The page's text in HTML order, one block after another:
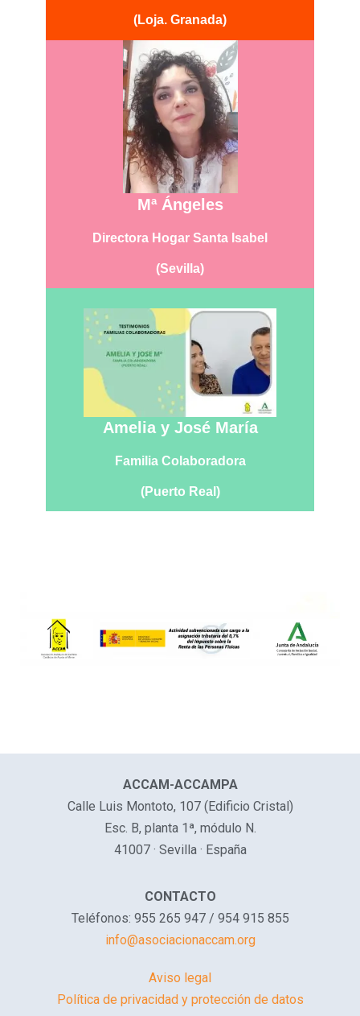
(Loja. Granada)
Mª Ángeles
Directora Hogar Santa Isabel
(Sevilla)
Amelia y José María
Familia Colaboradora
(Puerto Real)
ACCAM-ACCAMPA
Calle Luis Montoto, 107 (Edificio Cristal)
Esc. B, planta 1ª, módulo N.
41007 · Sevilla · España
CONTACTO
Teléfonos: 955 265 947 / 954 915 855
info@asociacionaccam.org
Aviso legal
Política de privacidad y protección de datos